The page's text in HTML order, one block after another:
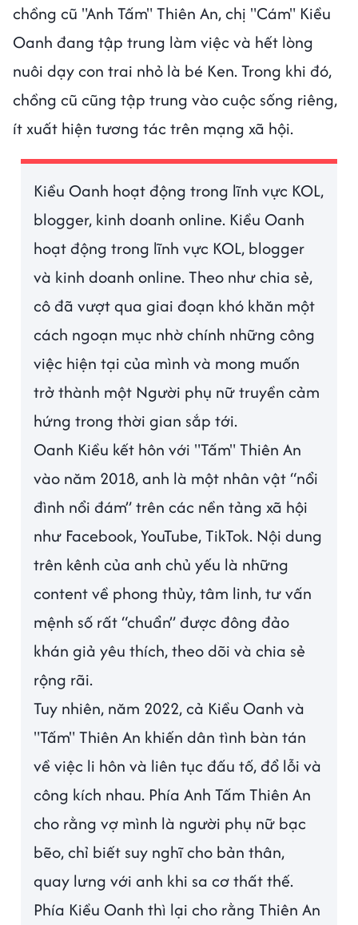
chồng cũ "Anh Tấm" Thiên An, chị "Cám" Kiều
Oanh đang tập trung làm việc và hết lòng
nuôi dạy con trai nhỏ là bé Ken. Trong khi đó,
chồng cũ cũng tập trung vào cuộc sống riêng,
ít xuất hiện tương tác trên mạng xã hội.
Kiều Oanh hoạt động trong lĩnh vực KOL,
blogger, kinh doanh online. Kiều Oanh
hoạt động trong lĩnh vực KOL, blogger
và kinh doanh online. Theo như chia sẻ,
cô đã vượt qua giai đoạn khó khăn một
cách ngoạn mục nhờ chính những công
việc hiện tại của mình và mong muốn
trở thành một Người phụ nữ truyền cảm
hứng trong thời gian sắp tới.
Oanh Kiều kết hôn với "Tấm" Thiên An
vào năm 2018, anh là một nhân vật “nổi
đình nổi đám” trên các nền tảng xã hội
như Facebook, YouTube, TikTok. Nội dung
trên kênh của anh chủ yếu là những
content về phong thủy, tâm linh, tư vấn
mệnh số rất “chuẩn” được đông đảo
khán giả yêu thích, theo dõi và chia sẻ
rộng rãi.
Tuy nhiên, năm 2022, cả Kiều Oanh và
"Tấm" Thiên An khiến dân tình bàn tán
về việc li hôn và liên tục đấu tố, đổ lỗi và
công kích nhau. Phía Anh Tấm Thiên An
cho rằng vợ mình là người phụ nữ bạc
bẽo, chỉ biết suy nghĩ cho bản thân,
quay lưng với anh khi sa cơ thất thế.
Phía Kiều Oanh thì lại cho rằng Thiên An